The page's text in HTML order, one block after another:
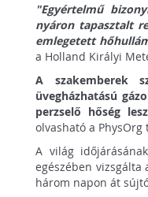
"Egyértelmű
nyáron tapasztalt
emlegetett
a Holland Királyi
A szakemberek
üvegházhatású
perzselő hőség
olvasható a
A világ
egészében vizsgálta
három napon át